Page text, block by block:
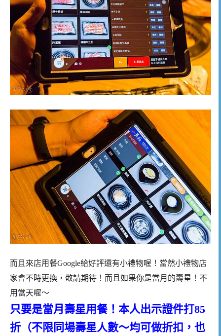
而且來店用餐Google給好評還有小禮物喔！當然小禮物店
家會不時更換，敬請期待！而且如果你是當月的壽星！不
用當天喔～
只要是當月壽星用餐！本人出示證件打85
折（不限同場壽星人數～均可做折扣，也